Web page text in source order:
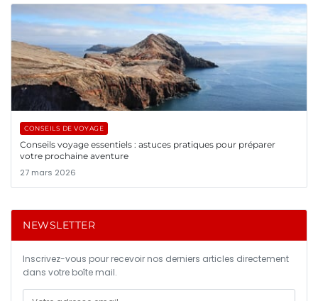
CONSEILS DE VOYAGE
Conseils voyage essentiels : astuces pratiques pour préparer
votre prochaine aventure
27 mars 2026
NEWSLETTER
Inscrivez-vous pour recevoir nos derniers articles directement
dans votre boîte mail.